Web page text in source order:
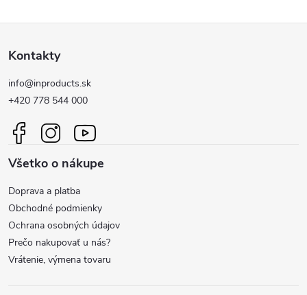
d
a
c
e
p
r
v
á
p
ä
e
Kontakty
info@inproducts.sk
+420 778 544 000
Všetko o nákupe
Doprava a platba
Obchodné podmienky
Ochrana osobných údajov
Prečo nakupovať u nás?
Vrátenie, výmena tovaru